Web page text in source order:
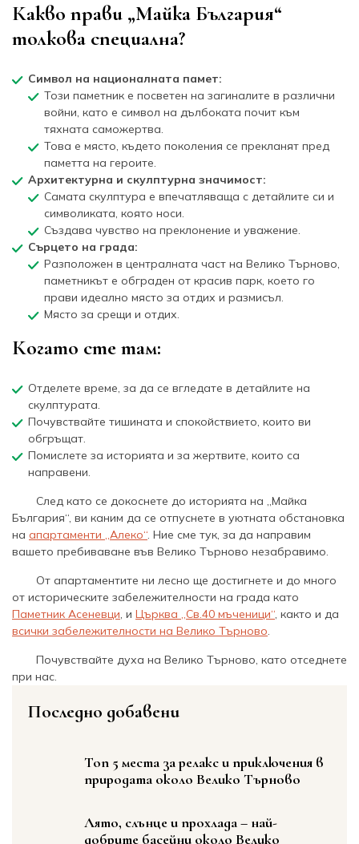
Какво прави „Майка България“
толкова специална?
Символ на националната памет:
Този паметник е посветен на загиналите в различни
войни, като е символ на дълбоката почит към
тяхната саможертва.
Това е място, където поколения се прекланят пред
паметта на героите.
Архитектурна и скулптурна значимост:
Самата скулптура е впечатляваща с детайлите си и
символиката, която носи.
Създава чувство на преклонение и уважение.
Сърцето на града:
Разположен в централната част на Велико Търново,
паметникът е обграден от красив парк, което го
прави идеално място за отдих и размисъл.
Място за срещи и отдих.
Когато сте там:
Отделете време, за да се вгледате в детайлите на
скулптурата.
Почувствайте тишината и спокойствието, които ви
обгръщат.
Помислете за историята и за жертвите, които са
направени.
След като се докоснете до историята на „Майка
България“, ви каним да се отпуснете в уютната обстановка
на апартаменти „Алеко“. Ние сме тук, за да направим
вашето пребиваване във Велико Търново незабравимо.
От апартаментите ни лесно ще достигнете и до много
от историческите забележителности на града като
Паметник Асеневци, и Църква „Св.40 мъченици“, както и да
всички забележителности на Велико Търново.
Почувствайте духа на Велико Търново, като отседнете
при нас.
Последно добавени
Топ 5 места за релакс и приключения в
природата около Велико Търново
Лято, слънце и прохлада – най-
добрите басейни около Велико